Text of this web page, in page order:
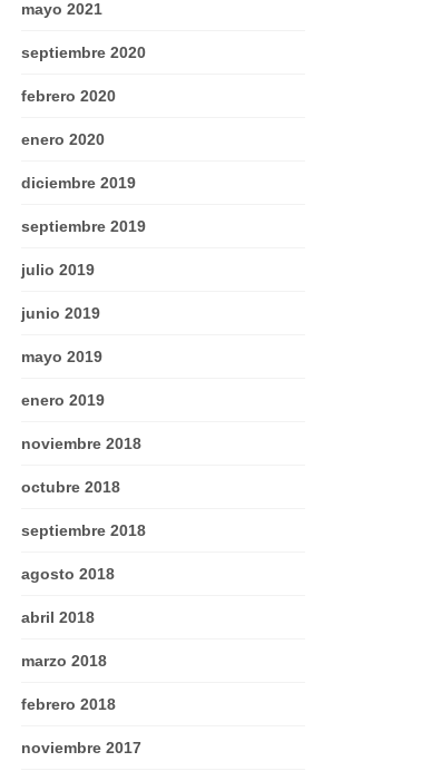
mayo 2021
septiembre 2020
febrero 2020
enero 2020
diciembre 2019
septiembre 2019
julio 2019
junio 2019
mayo 2019
enero 2019
noviembre 2018
octubre 2018
septiembre 2018
agosto 2018
abril 2018
marzo 2018
febrero 2018
noviembre 2017